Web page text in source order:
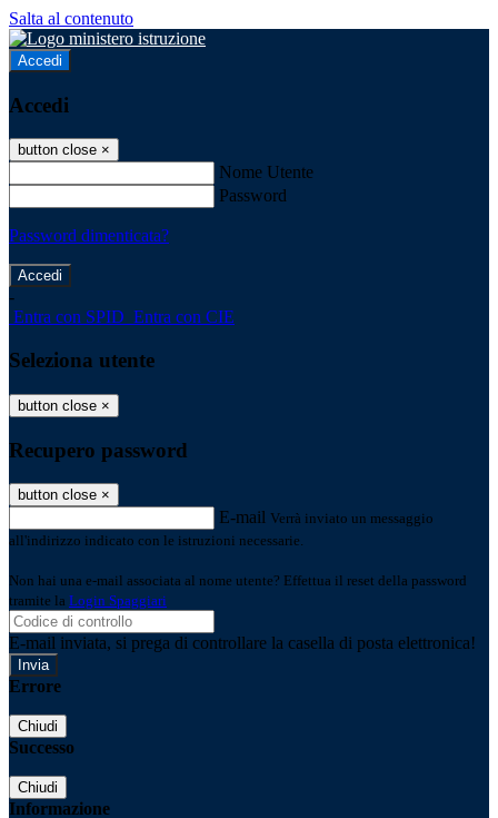
Salta al contenuto
Accedi
Accedi
button close ×
Nome Utente
Password
Password dimenticata?
-
Entra con SPID Entra con CIE
Seleziona utente
button close ×
Recupero password
button close ×
E-mail Verrà inviato un messaggio
all'indirizzo indicato con le istruzioni necessarie.
Non hai una e-mail associata al nome utente? Effettua il reset della password
tramite la Login Spaggiari
E-mail inviata, si prega di controllare la casella di posta elettronica!
Errore
Chiudi
Successo
Chiudi
Informazione